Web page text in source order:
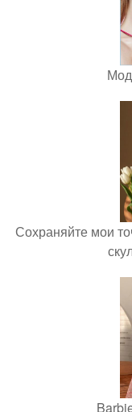
Сохраняйте мои